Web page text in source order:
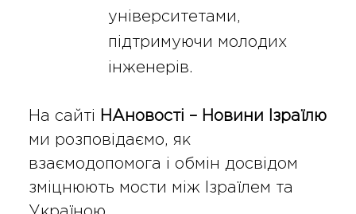
університетами,
підтримуючи молодих
інженерів.
На сайті
НАновості – Новини Ізраїлю
ми розповідаємо, як
взаємодопомога і обмін досвідом
зміцнюють мости між Ізраїлем та